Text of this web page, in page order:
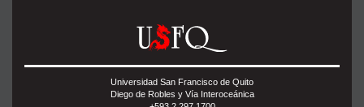
Universidad San Francisco de Quito
Diego de Robles y Vía Interoceánica